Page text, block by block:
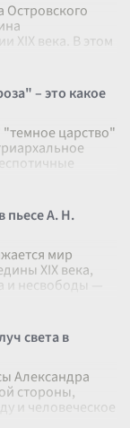
Островского
XIX века. В этом
– это какое
"темное царство"
пьесе А. Н.
мир
XIX века,
несвободы —
света в
Александра
стороны,
и человеческое